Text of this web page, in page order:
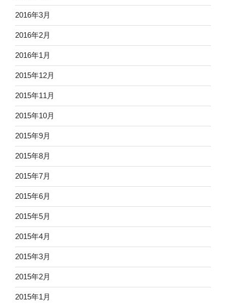
2016年3月
2016年2月
2016年1月
2015年12月
2015年11月
2015年10月
2015年9月
2015年8月
2015年7月
2015年6月
2015年5月
2015年4月
2015年3月
2015年2月
2015年1月